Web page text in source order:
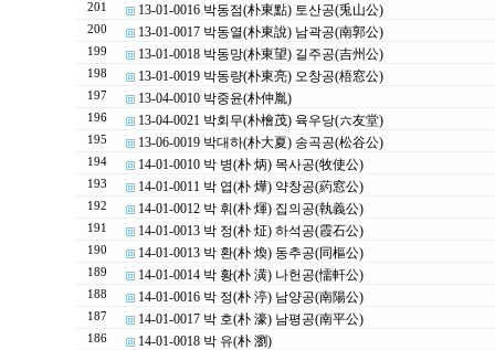
201 13-01-0016 박동점(朴東點) 토산공(兎山公)
200 13-01-0017 박동열(朴東說) 남곽공(南郭公)
199 13-01-0018 박동망(朴東望) 길주공(吉州公)
198 13-01-0019 박동량(朴東亮) 오창공(梧窓公)
197 13-04-0010 박중윤(朴仲胤)
196 13-04-0021 박회무(朴檜茂) 육우당(六友堂)
195 13-06-0019 박대하(朴大夏) 송곡공(松谷公)
194 14-01-0010 박 병(朴 炳) 목사공(牧使公)
193 14-01-0011 박 엽(朴 燁) 약창공(葯窓公)
192 14-01-0012 박 휘(朴 煇) 집의공(執義公)
191 14-01-0013 박 정(朴 炡) 하석공(霞石公)
190 14-01-0013 박 환(朴 煥) 동추공(同樞公)
189 14-01-0014 박 황(朴 潢) 나헌공(懦軒公)
188 14-01-0016 박 정(朴 渟) 남양공(南陽公)
187 14-01-0017 박 호(朴 濠) 남평공(南平公)
186 14-01-0018 박 유(朴 瀏)